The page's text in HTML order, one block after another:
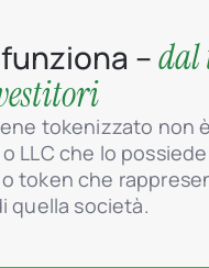
–dal
tokenizzato non
o LLC che lo
token che
quella società.